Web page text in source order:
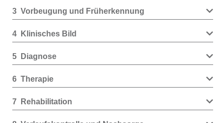
3 Vorbeugung und Früherkennung
4 Klinisches Bild
5 Diagnose
6 Therapie
7 Rehabilitation